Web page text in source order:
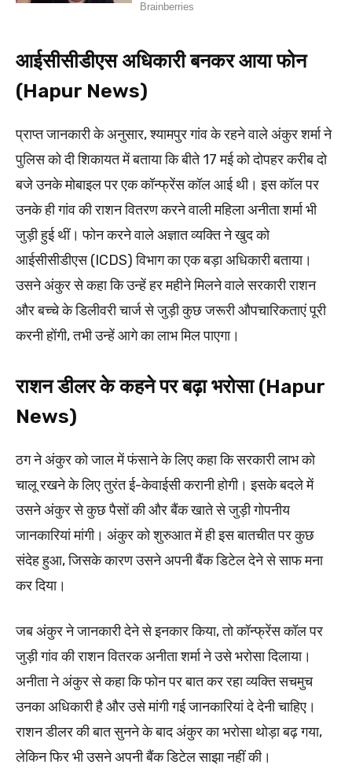
आईसीसीडीएस अधिकारी बनकर आया फोन
(Hapur News)
प्राप्त जानकारी के अनुसार, श्यामपुर गांव के रहने वाले अंकुर शर्मा ने
पुलिस को दी शिकायत में बताया कि बीते 17 मई को दोपहर करीब दो
बजे उनके मोबाइल पर एक कॉन्फ्रेंस कॉल आई थी। इस कॉल पर
उनके ही गांव की राशन वितरण करने वाली महिला अनीता शर्मा भी
जुड़ी हुई थीं। फोन करने वाले अज्ञात व्यक्ति ने खुद को
आईसीसीडीएस (ICDS) विभाग का एक बड़ा अधिकारी बताया।
उसने अंकुर से कहा कि उन्हें हर महीने मिलने वाले सरकारी राशन
और बच्चे के डिलीवरी चार्ज से जुड़ी कुछ जरूरी औपचारिकताएं पूरी
करनी होंगी, तभी उन्हें आगे का लाभ मिल पाएगा।
राशन डीलर के कहने पर बढ़ा भरोसा (Hapur
News)
ठग ने अंकुर को जाल में फंसाने के लिए कहा कि सरकारी लाभ को
चालू रखने के लिए तुरंत ई-केवाईसी करानी होगी। इसके बदले में
उसने अंकुर से कुछ पैसों की और बैंक खाते से जुड़ी गोपनीय
जानकारियां मांगी। अंकुर को शुरुआत में ही इस बातचीत पर कुछ
संदेह हुआ, जिसके कारण उसने अपनी बैंक डिटेल देने से साफ मना
कर दिया।
जब अंकुर ने जानकारी देने से इनकार किया, तो कॉन्फ्रेंस कॉल पर
जुड़ी गांव की राशन वितरक अनीता शर्मा ने उसे भरोसा दिलाया।
अनीता ने अंकुर से कहा कि फोन पर बात कर रहा व्यक्ति सचमुच
उनका अधिकारी है और उसे मांगी गई जानकारियां दे देनी चाहिए।
राशन डीलर की बात सुनने के बाद अंकुर का भरोसा थोड़ा बढ़ गया,
लेकिन फिर भी उसने अपनी बैंक डिटेल साझा नहीं की।